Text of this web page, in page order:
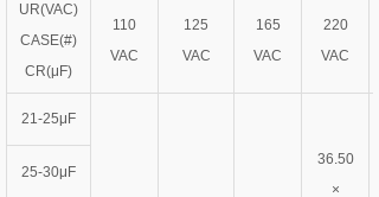
UR(VAC)
CASE(#)
CR(μF)
110
VAC
125
VAC
165
VAC
220
VAC
21-25μF
36.50
×
25-30μF